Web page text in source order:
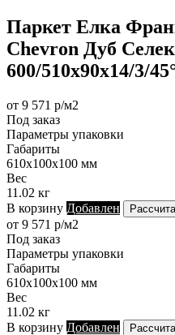
Паркет Елка
Chevron Дуб
600/510х90х14/3/
от 9 571 р/м2
Под заказ
Параметры упаковки
Габариты
610х100х100 мм
Вес
11.02 кг
В корзину Добавлен
от 9 571 р/м2
Под заказ
Параметры упаковки
Габариты
610х100х100 мм
Вес
11.02 кг
В корзину Добавлен